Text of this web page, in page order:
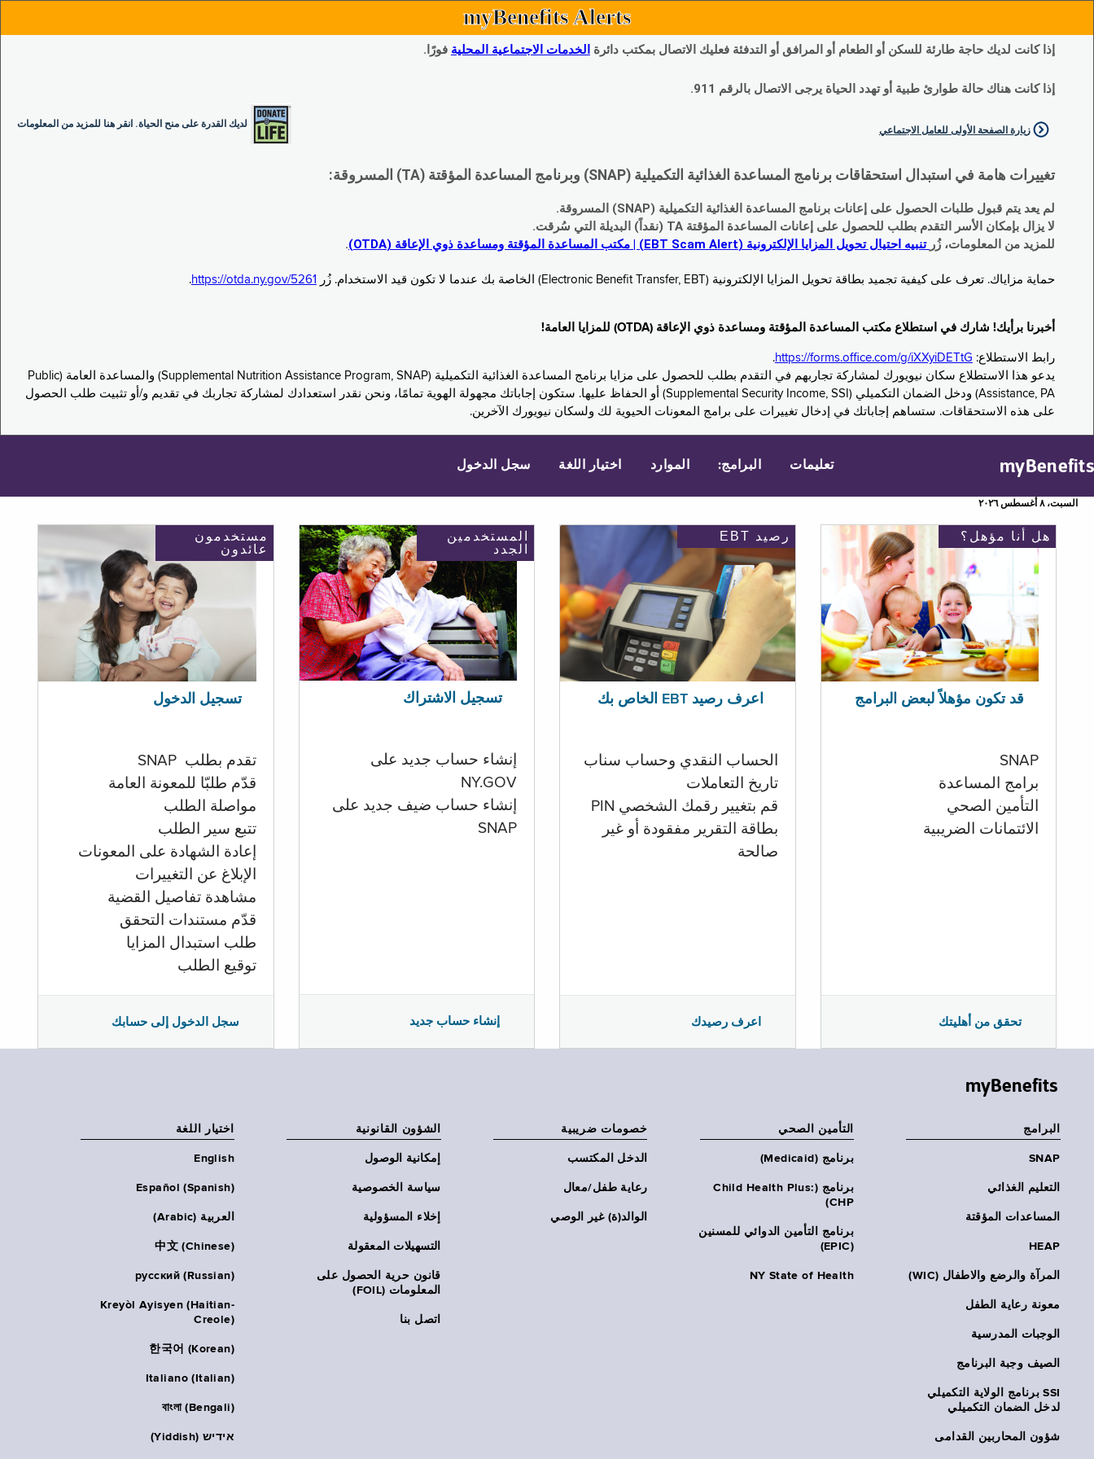
myBenefits Alerts
إذا كانت لديك حاجة طارئة للسكن أو الطعام أو المرافق أو التدفئة فعليك الاتصال بمكتب دائرة الخدمات الاجتماعية المحلية فورًا.
إذا كانت هناك حالة طوارئ طبية أو تهدد الحياة يرجى الاتصال بالرقم 911.
لديك القدرة على منح الحياة. انقر هنا للمزيد من المعلومات
زيارة الصفحة الأولى للعامل الاجتماعي
تغييرات هامة في استبدال استحقاقات برنامج المساعدة الغذائية التكميلية (SNAP) وبرنامج المساعدة المؤقتة (TA) المسروقة:
لم يعد يتم قبول طلبات الحصول على إعانات برنامج المساعدة الغذائية التكميلية (SNAP) المسروقة.
لا يزال بإمكان الأسر التقدم بطلب للحصول على إعانات المساعدة المؤقتة TA (نقداً) البديلة التي سُرقت.
للمزيد من المعلومات، زُر تنبيه احتيال تحويل المزايا الإلكترونية (EBT Scam Alert) | مكتب المساعدة المؤقتة ومساعدة ذوي الإعاقة (OTDA) .
حماية مزاياك. تعرف على كيفية تجميد بطاقة تحويل المزايا الإلكترونية (Electronic Benefit Transfer, EBT) الخاصة بك عندما لا تكون قيد الاستخدام. زُر https://otda.ny.gov/5261
.
أخبرنا برأيك! شارك في استطلاع مكتب المساعدة المؤقتة ومساعدة ذوي الإعاقة (OTDA) للمزايا العامة!
رابط الاستطلاع: https://forms.office.com/g/iXXyiDETtG
.
يدعو هذا الاستطلاع سكان نيويورك لمشاركة تجاربهم في التقدم بطلب للحصول على مزايا برنامج المساعدة الغذائية التكميلية (Supplemental Nutrition Assistance Program, SNAP) والمساعدة العامة (Public
Assistance, PA) ودخل الضمان التكميلي (Supplemental Security Income, SSI) أو الحفاظ عليها. ستكون إجاباتك مجهولة الهوية تمامًا، ونحن نقدر استعدادك لمشاركة تجاربك في تقديم و/أو تثبيت طلب الحصول
على هذه الاستحقاقات. ستساهم إجاباتك في إدخال تغييرات على برامج المعونات الحيوية لك ولسكان نيويورك الآخرين.
myBenefits تعليمات البرامج: الموارد اختيار اللغة سجل الدخول
السبت، ٨ أغسطس ٢٠٢٦
مستخدمون
عائدون
تسجيل الدخول
تقدم بطلب SNAP
قدّم طلبّا للمعونة العامة
مواصلة الطلب
تتبع سير الطلب
إعادة الشهادة على المعونات
الإبلاغ عن التغييرات
مشاهدة تفاصيل القضية
قدّم مستندات التحقق
طلب استبدال المزايا
توقيع الطلب
سجل الدخول إلى حسابك
المستخدمين
الجدد
تسجيل الاشتراك
إنشاء حساب جديد على
NY.GOV
إنشاء حساب ضيف جديد على
SNAP
إنشاء حساب جديد
رصيد EBT
اعرف رصيد EBT الخاص بك
الحساب النقدي وحساب سناب
تاريخ التعاملات
قم بتغيير رقمك الشخصي PIN
بطاقة التقرير مفقودة أو غير
صالحة
اعرف رصيدك
هل أنا مؤهل؟
قد تكون مؤهلاً لبعض البرامج
SNAP
برامج المساعدة
التأمين الصحي
الائتمانات الضريبية
تحقق من أهليتك
myBenefits
البرامج
SNAP
التعليم الغذائي
المساعدات المؤقتة
HEAP
المرآة والرضع والاطفال (WIC)
معونة رعاية الطفل
الوجبات المدرسية
الصيف وجبة البرنامج
SSI برنامج الولاية التكميلي
لدخل الضمان التكميلي
شؤون المحاربين القدامى
التأمين الصحي
برنامج (Medicaid)
برنامج (Child Health Plus:
CHP)
برنامج التأمين الدوائي للمسنين
(EPIC)
NY State of Health
خصومات ضريبية
الدخل المكتسب
رعاية طفل/معال
الوالد(ة) غير الوصي
الشؤون القانونية
إمكانية الوصول
سياسة الخصوصية
إخلاء المسؤولية
التسهيلات المعقولة
قانون حرية الحصول على
المعلومات (FOIL)
اتصل بنا
اختيار اللغة
English
Español (Spanish)
العربية (Arabic)
中文 (Chinese)
русский (Russian)
Kreyòl Ayisyen (Haitian-
Creole)
한국어 (Korean)
Italiano (Italian)
বাংলা (Bengali)
אידיש (Yiddish)